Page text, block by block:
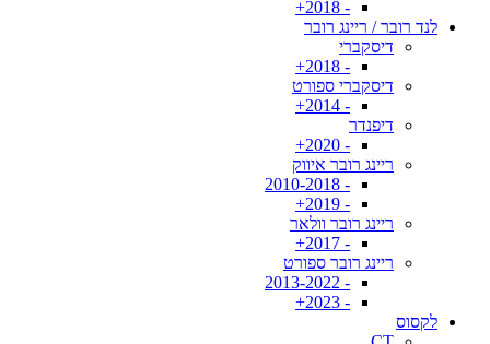
- 2018+
לנד רובר / ריינג רובר
דיסקברי
- 2018+
דיסקברי ספורט
- 2014+
דיפנדר
- 2020+
ריינג רובר איווק
- 2010-2018
- 2019+
ריינג רובר וולאר
- 2017+
ריינג רובר ספורט
- 2013-2022
- 2023+
לקסוס